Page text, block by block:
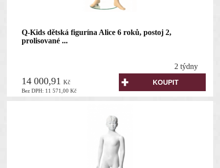
Q-Kids dětská figurína Alice 6 roků, postoj 2,
prolisované ...
2 týdny
Bez DPH: 11 571,00Kč
14 000,91Kč